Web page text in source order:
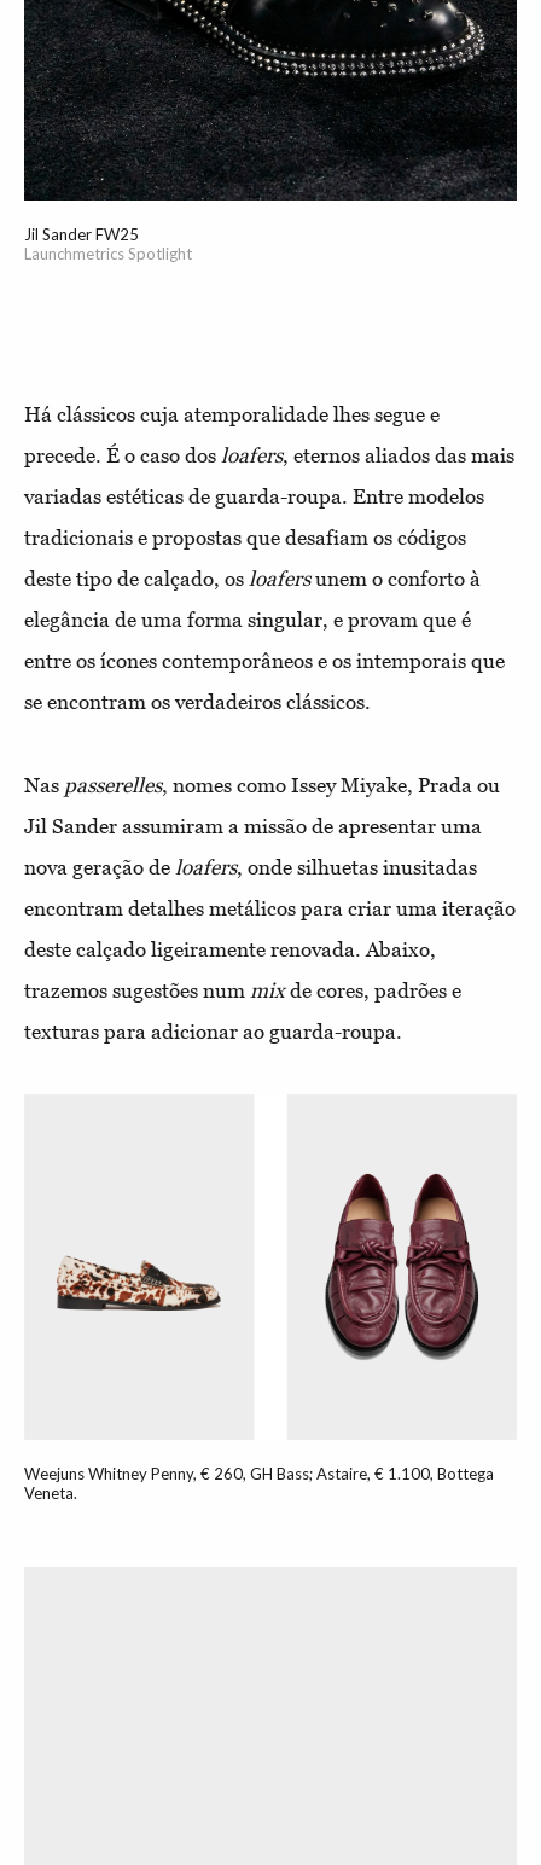
Jil Sander FW25
Launchmetrics Spotlight
Há clássicos cuja atemporalidade lhes segue e
precede. É o caso dos loafers, eternos aliados das mais
variadas estéticas de guarda-roupa. Entre modelos
tradicionais e propostas que desafiam os códigos
deste tipo de calçado, os loafersunem o conforto à
elegância de uma forma singular, e provam que é
entre os ícones contemporâneos e os intemporais que
se encontram os verdadeiros clássicos.
Nas passerelles, nomes como Issey Miyake, Prada ou
Jil Sander assumiram a missão de apresentar uma
nova geração de loafers, onde silhuetas inusitadas
encontram detalhes metálicos para criar uma iteração
deste calçado ligeiramente renovada. Abaixo,
trazemos sugestões num mixde cores, padrões e
texturas para adicionar ao guarda-roupa.
Weejuns Whitney Penny, € 260, GH Bass; Astaire, € 1.100, Bottega
Veneta.